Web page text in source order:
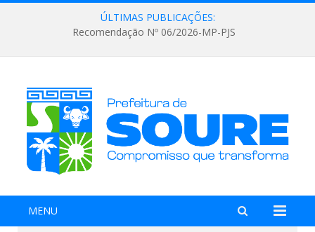
ÚLTIMAS PUBLICAÇÕES:
Recomendação Nº 06/2026-MP-PJS
MENU